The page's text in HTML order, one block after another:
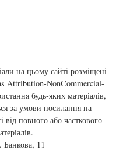
на цьому сайті розміщені
Attribution-NonCommercial-
будь-яких матеріалів,
за умови посилання на
від повного або часткового
11